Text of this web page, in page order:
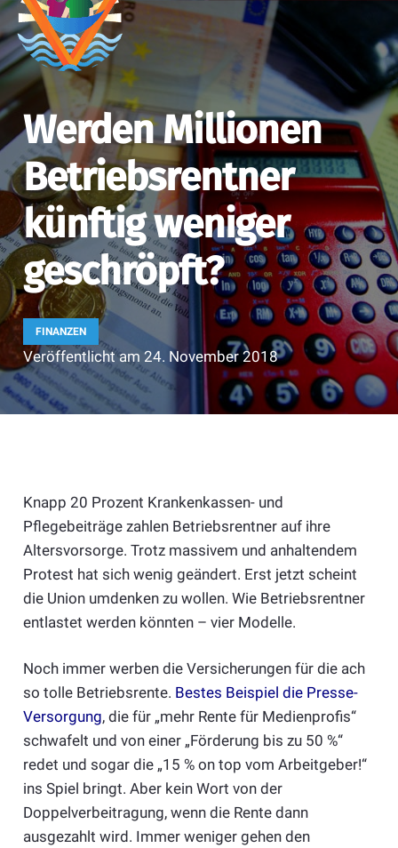
Werden Millionen
Betriebsrentner
künftig weniger
geschröpft?
FINANZEN
Veröffentlicht am 24. November 2018
Knapp 20 Prozent Krankenkassen- und
Pflegebeiträge zahlen Betriebsrentner auf ihre
Altersvorsorge. Trotz massivem und anhaltendem
Protest hat sich wenig geändert. Erst jetzt scheint
die Union umdenken zu wollen. Wie Betriebsrentner
entlastet werden könnten – vier Modelle.
Noch immer werben die Versicherungen für die ach
so tolle Betriebsrente. Bestes Beispiel die Presse-
Versorgung, die für „mehr Rente für Medienprofis“
schwafelt und von einer „Förderung bis zu 50 %“
redet und sogar die „15 % on top vom Arbeitgeber!“
ins Spiel bringt. Aber kein Wort von der
Doppelverbeitragung, wenn die Rente dann
ausgezahlt wird. Immer weniger gehen den